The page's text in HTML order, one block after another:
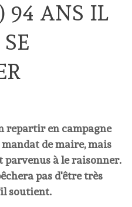
94 ANS IL
repartir en campagne
de maire, mais
parvenus à le raisonner.
pas d'être très
soutient.